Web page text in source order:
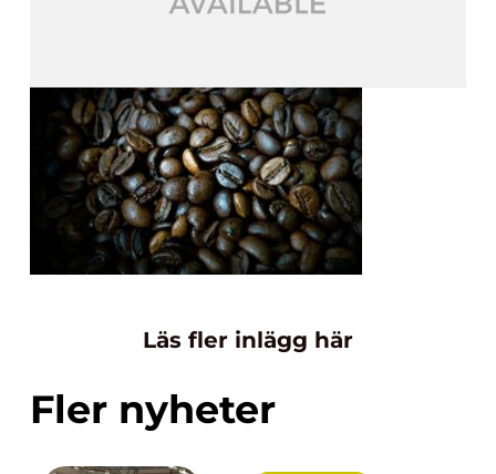
Läs fler inlägg här
Fler nyheter